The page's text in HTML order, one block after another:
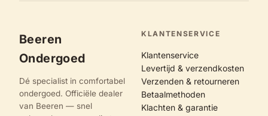
Beeren
Ondergoed
Dé specialist in comfortabel
ondergoed. Officiële dealer
van Beeren — snel
KLANTENSERVICE
Klantenservice
Levertijd & verzendkosten
Verzenden & retourneren
Betaalmethoden
Klachten & garantie